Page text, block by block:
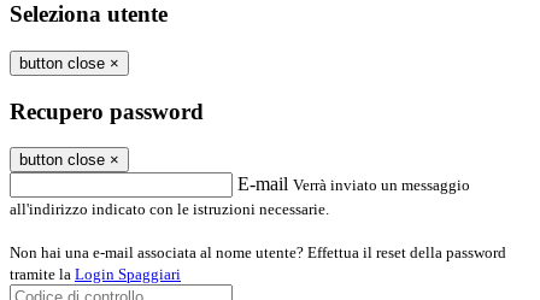
Seleziona utente
button close ×
Recupero password
button close ×
E-mail Verrà inviato un messaggio
all'indirizzo indicato con le istruzioni necessarie.
Non hai una e-mail associata al nome utente? Effettua il reset della password
tramite la Login Spaggiari